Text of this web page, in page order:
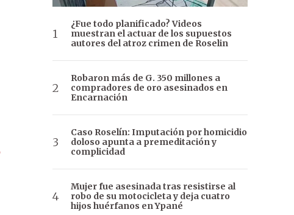
¿Fue todo planificado? Videos
muestran el actuar de los supuestos
autores del atroz crimen de Roselin
Robaron más de G. 350 millones a
compradores de oro asesinados en
Encarnación
Caso Roselín: Imputación por homicidio
doloso apunta a premeditación y
complicidad
Mujer fue asesinada tras resistirse al
robo de su motocicleta y deja cuatro
hijos huérfanos en Ypané